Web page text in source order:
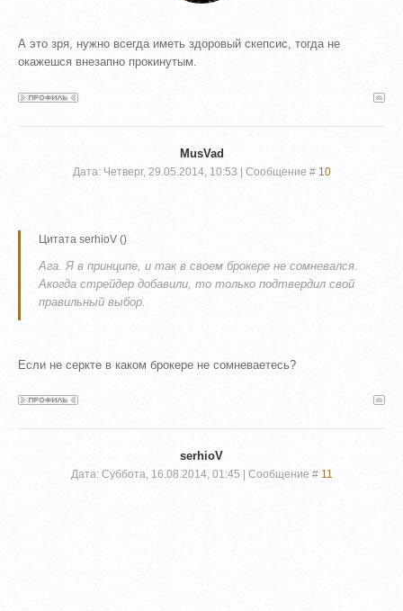
А это зря, нужно всегда иметь здоровый скепсис, тогда не
окажешся внезапно прокинутым.
MusVad
Дата: Четверг, 29.05.2014, 10:53 | Сообщение # 10
Цитата serhioV ()
Ага. Я в принципе, и так в своем брокере не сомневался.
Акогда стрейдер добавили, то только подтвердил свой
правильный выбор.
Если не серкте в каком брокере не сомневаетесь?
serhioV
Дата: Суббота, 16.08.2014, 01:45 | Сообщение # 11